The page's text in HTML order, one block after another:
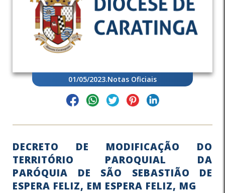
01/05/2023.Notas Oficiais
DECRETO DE MODIFICAÇÃO DO
TERRITÓRIO PAROQUIAL DA
PARÓQUIA DE SÃO SEBASTIÃO DE
ESPERA FELIZ, EM ESPERA FELIZ, MG